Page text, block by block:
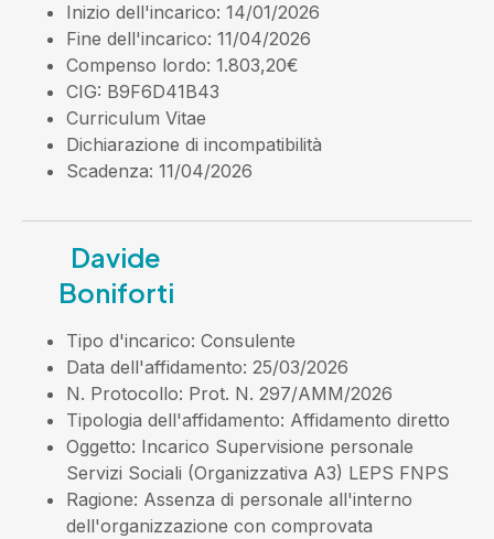
Inizio dell'incarico: 14/01/2026
Fine dell'incarico: 11/04/2026
Compenso lordo: 1.803,20€
CIG: B9F6D41B43
Curriculum Vitae
Dichiarazione di incompatibilità
Scadenza: 11/04/2026
Davide
Boniforti
Tipo d'incarico: Consulente
Data dell'affidamento: 25/03/2026
N. Protocollo: Prot. N. 297/AMM/2026
Tipologia dell'affidamento: Affidamento diretto
Oggetto: Incarico Supervisione personale
Servizi Sociali (Organizzativa A3) LEPS FNPS
Ragione: Assenza di personale all'interno
dell'organizzazione con comprovata